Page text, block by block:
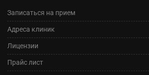
Записаться на прием
Адреса клиник
Лицензии
Прайс лист